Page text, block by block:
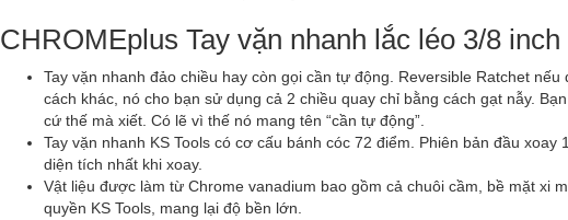
CHROMEplus Tay vặn nhanh lắc léo 3/8
Tay vặn nhanh đảo chiều hay còn gọi cần tự động. Reversible Ratchet
cách khác, nó cho bạn sử dụng cả 2 chiều quay chỉ bằng cách gạt nẫy.
cứ thế mà xiết. Có lẽ vì thế nó mang tên “cần tự động”.
Tay vặn nhanh KS Tools có cơ cấu bánh cóc 72 điểm. Phiên bản đầu
diện tích nhất khi xoay.
Vật liệu được làm từ Chrome vanadium bao gồm cả chuôi cầm, bề mặt xi
quyền KS Tools, mang lại độ bền lớn.